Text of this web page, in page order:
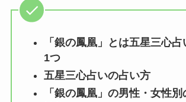
「銀の鳳凰」とは五星三心
1つ
五星三心占いの占い方
「銀の鳳凰」の男性・女性